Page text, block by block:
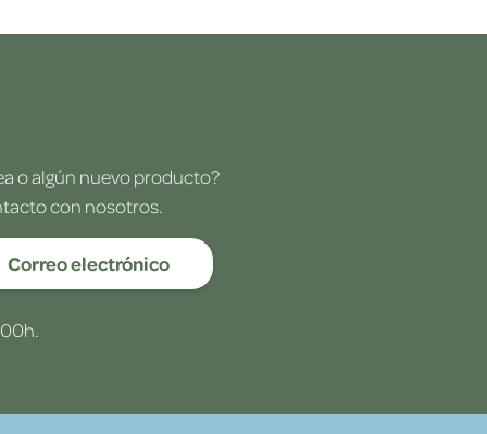
o algún nuevo producto?
con nosotros.
Correo electrónico